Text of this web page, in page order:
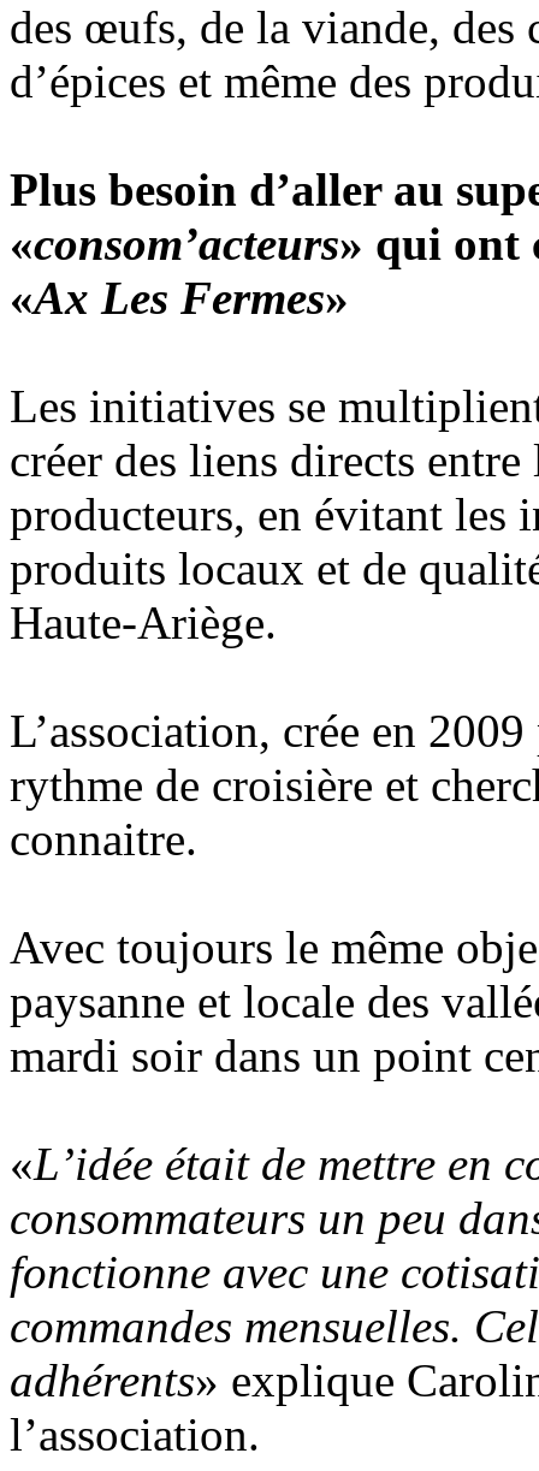
des œufs, de la viande,
d’épices et même des
Plus besoin d’aller au
«consom’acteurs» qui ont
«Ax Les Fermes»
Les initiatives se
créer des liens directs
producteurs, en évitant les
produits locaux et de
Haute-Ariège.
L’association, crée en
rythme de croisière et
connaitre.
Avec toujours le même
paysanne et locale des
mardi soir dans un point
«L’idée était de mettre en
consommateurs un peu
fonctionne avec une
commandes mensuelles.
adhérents» explique
l’association.